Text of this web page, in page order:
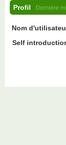
Profil Dernière
Nom
Self